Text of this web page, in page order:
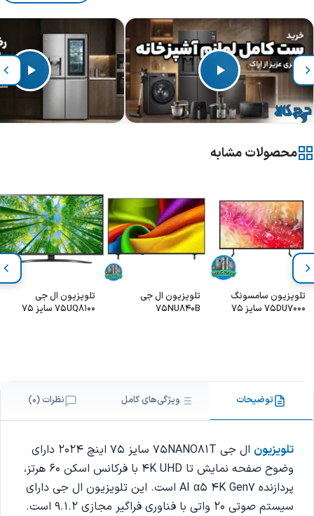
محصولات مشابه
تلویزیون سامسونگ
75DU7000 سایز 75
تلویزیون ال جی
75NU840B
تلویزیون ال جی
75UQ8100 سایز 75
توضیحات ویژگی‌های کامل نظرات (0)
تلویزیون
ال جی 75NANO81T سایز 75 اینچ 2024 دارای
وضوح صفحه نمایش تا 4K UHD با فرکانس اسکن 60 هرتز،
پردازنده AI α5 4K Gen7 است. این تلویزیون ال جی دارای
سیستم صوتی 20 واتی با فناوری فراگیر مجازی 9.1.2 است.